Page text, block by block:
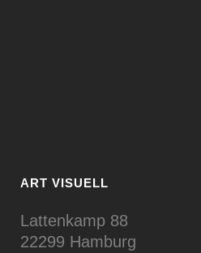
ART VISUELL
Lattenkamp 88
22299 Hamburg